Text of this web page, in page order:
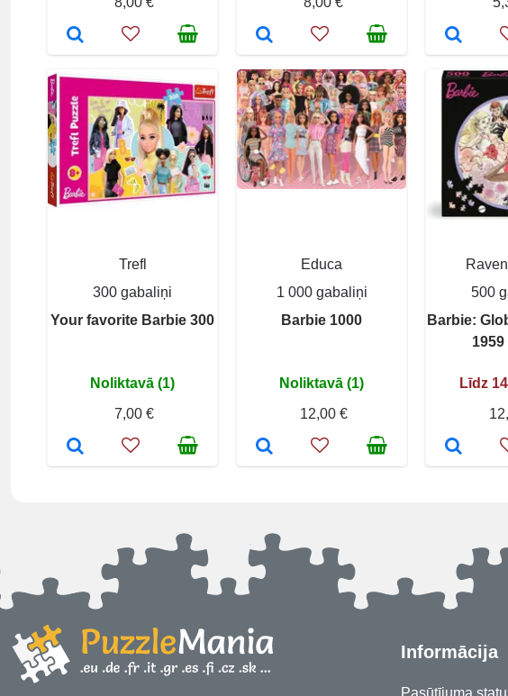
Trefl
300 gabaliņi
Your favorite Barbie 300
Noliktavā (1)
7,00 €
Educa
1 000 gabaliņi
Barbie 1000
Noliktavā (1)
12,00 €
500
Barbie:
Līdz
Informācija
Pasūtījuma